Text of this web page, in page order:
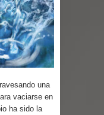
una
vaciarse en
ha sido la